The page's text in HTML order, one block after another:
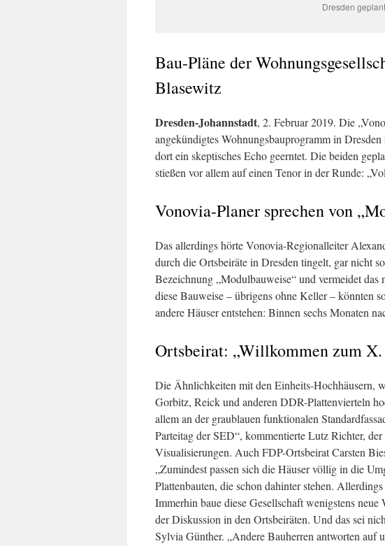
Dresden
Bau-Pläne der
Blasewitz
Dresden-Johannstadt, 2. Februar 2019. Die
angekündigtes Wohnungsbauprogramm in
dort ein skeptisches Echo geerntet. Die beiden
stießen vor allem auf einen Tenor in der Runde:
Vonovia-Planer sprechen von
Das allerdings hörte Vonovia-Regionalleiter
durch die Ortsbeiräte in Dresden tingelt, gar nicht
Bezeichnung „Modulbauweise“ und vermeidet
diese Bauweise – übrigens ohne Keller – könnten
andere Häuser entstehen: Binnen sechs Monaten
Ortsbeirat: „Willkommen zum
Die Ähnlichkeiten mit den Einheits-Hochhäusern,
Gorbitz, Reick und anderen DDR-Plattenvierteln
allem an der graublauen funktionalen
Parteitag der SED“, kommentierte Lutz Richter,
Visualisierungen. Auch FDP-Ortsbeirat Carsten
„Zumindest passen sich die Häuser völlig in die
Plattenbauten, die schon dahinter stehen.
Immerhin baue diese Gesellschaft wenigstens
der Diskussion in den Ortsbeiräten. Und das sei
Sylvia Günther. „Andere Bauherren antworten auf